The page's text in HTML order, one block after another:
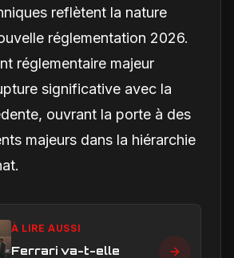
reflètent la nature
réglementation 2026.
réglementaire majeur
significative avec la
ouvrant la porte à des
majeurs dans la hiérarchie
À LIRE AUSSI
Ferrari va-t-elle